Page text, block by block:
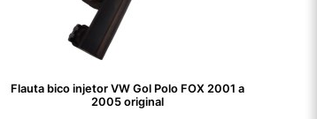
Flauta bico injetor VW Gol Polo FOX 2001 a
2005 original